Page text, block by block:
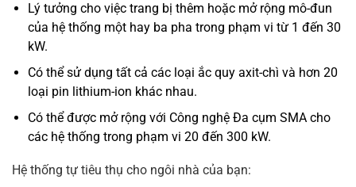
Lý tưởng cho việc trang bị thêm hoặc mở rộng mô-đun
của hệ thống một hay ba pha trong phạm vi từ 1 đến 30
kW.
Có thể sử dụng tất cả các loại ắc quy axit-chì và hơn 20
loại pin lithium-ion khác nhau.
Có thể được mở rộng với Công nghệ Đa cụm SMA cho
các hệ thống trong phạm vi 20 đến 300 kW.
Hệ thống tự tiêu thụ cho ngôi nhà của bạn: